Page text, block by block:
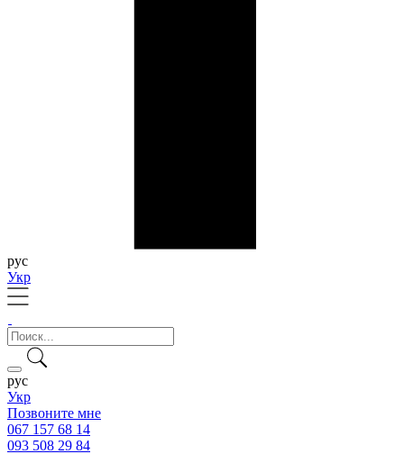
рус
Укр
рус
Укр
Позвоните мне
067 157 68 14
093 508 29 84